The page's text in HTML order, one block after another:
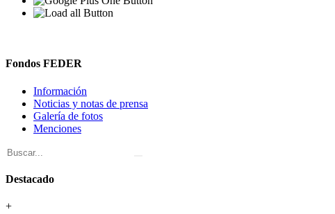
Fondos FEDER
Información
Noticias y notas de prensa
Galería de fotos
Menciones
Destacado
+